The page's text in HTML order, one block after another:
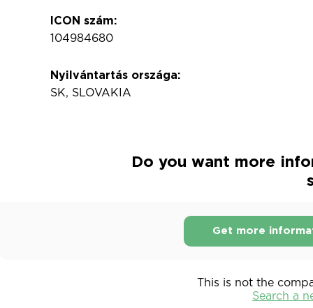
ICON szám:
104984680
Nyilvántartás országa:
SK, SLOVAKIA
Do you want more
Get more
This is not the
Search a